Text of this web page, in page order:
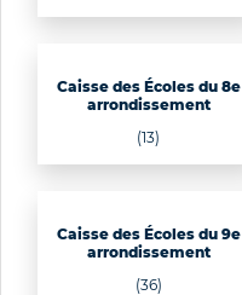
Caisse des Écoles du 8e
arrondissement
(13)
Caisse des Écoles du 9e
arrondissement
(36)